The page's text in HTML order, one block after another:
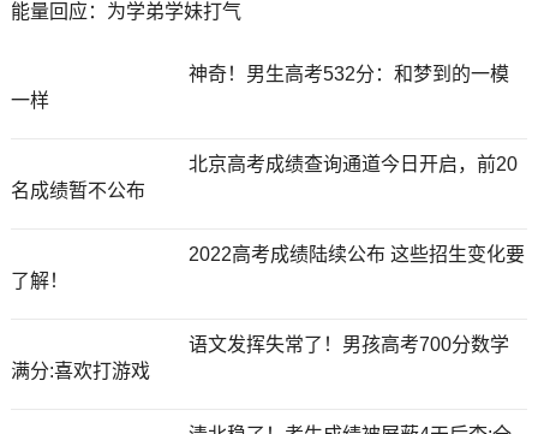
能量回应：为学弟学妹打气
神奇！男生高考532分：和梦到的一模
一样
北京高考成绩查询通道今日开启，前20
名成绩暂不公布
2022高考成绩陆续公布 这些招生变化要
了解！
语文发挥失常了！男孩高考700分数学
满分:喜欢打游戏